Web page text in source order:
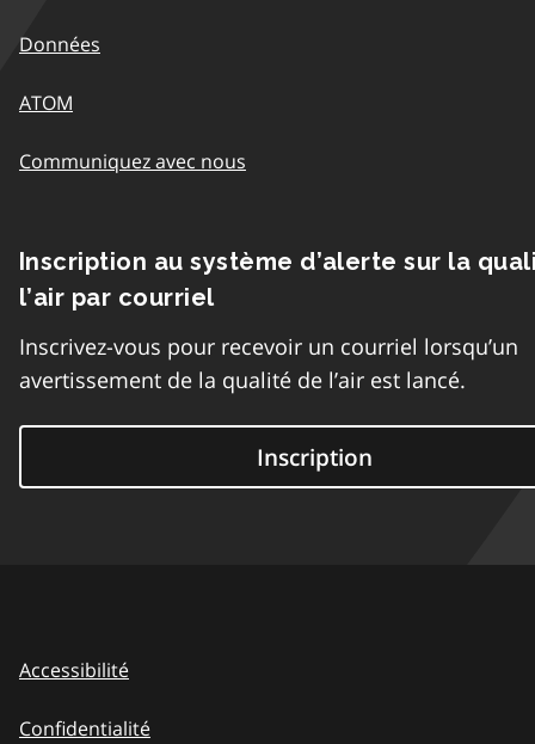
Données
ATOM
Communiquez avec nous
Inscription au système d’alerte sur la
l’air par courriel
Inscrivez-vous pour recevoir un courriel lorsqu’un
avertissement de la qualité de l’air est lancé.
Inscription
Accessibilité
Confidentialité